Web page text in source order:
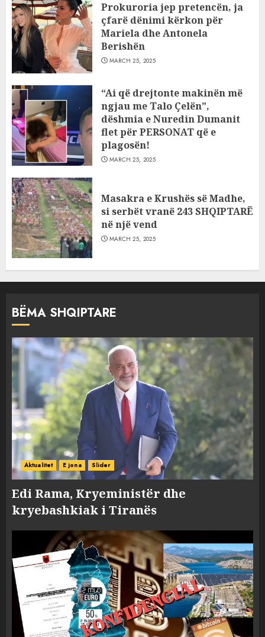
Prokuroria jep pretencën, ja
çfarë dënimi kërkon për
Mariela dhe Antonela
Berishën
MARCH 25, 2025
“Ai që drejtonte makinën më
ngjau me Talo Çelën”,
dëshmia e Nuredin Dumanit
flet për PERSONAT që e
plagosën!
MARCH 25, 2025
Masakra e Krushës së Madhe,
si serbët vranë 243 SHQIPTARË
në një vend
MARCH 25, 2025
BËMA SHQIPTARE
Aktualitet E jona Slider
Edi Rama, Kryeministër dhe
kryebashkiak i Tiranës